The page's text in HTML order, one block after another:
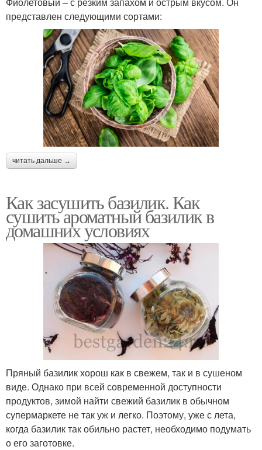
представлен следующими сортами:
читать дальше →
Как засушить базилик. Как
сушить ароматный базилик в
домашних условиях
Пряный базилик хорош как в свежем, так и в сушеном
виде. Однако при всей современной доступности
продуктов, зимой найти свежий базилик в обычном
супермаркете не так уж и легко. Поэтому, уже с лета,
когда базилик так обильно растет, необходимо подумать
о его заготовке.